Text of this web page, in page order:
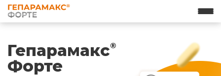
Гепарамакс®
Форте